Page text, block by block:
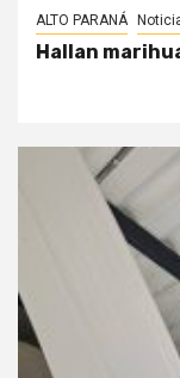
ALTO PARANÁ
Hallan